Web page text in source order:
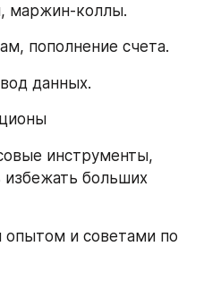
маржин-коллы.
пополнение счета.
данных.
инструменты,
больших
опытом и советами по